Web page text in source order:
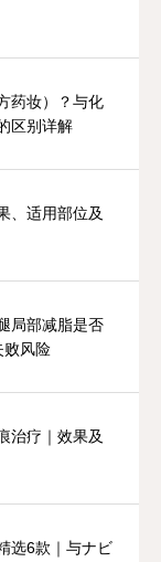
药妆）？与化
区别详解
、适用部位及
局部减脂是否
败风险
治疗｜效果及
选6款｜与ナビ